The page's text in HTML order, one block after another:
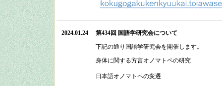
2024.01.24 第434回 国語学研究会について
下記の通り 国語学研究会を開催します。
身体に関する方言オノマトペの研究
日本語オノマトペの変遷